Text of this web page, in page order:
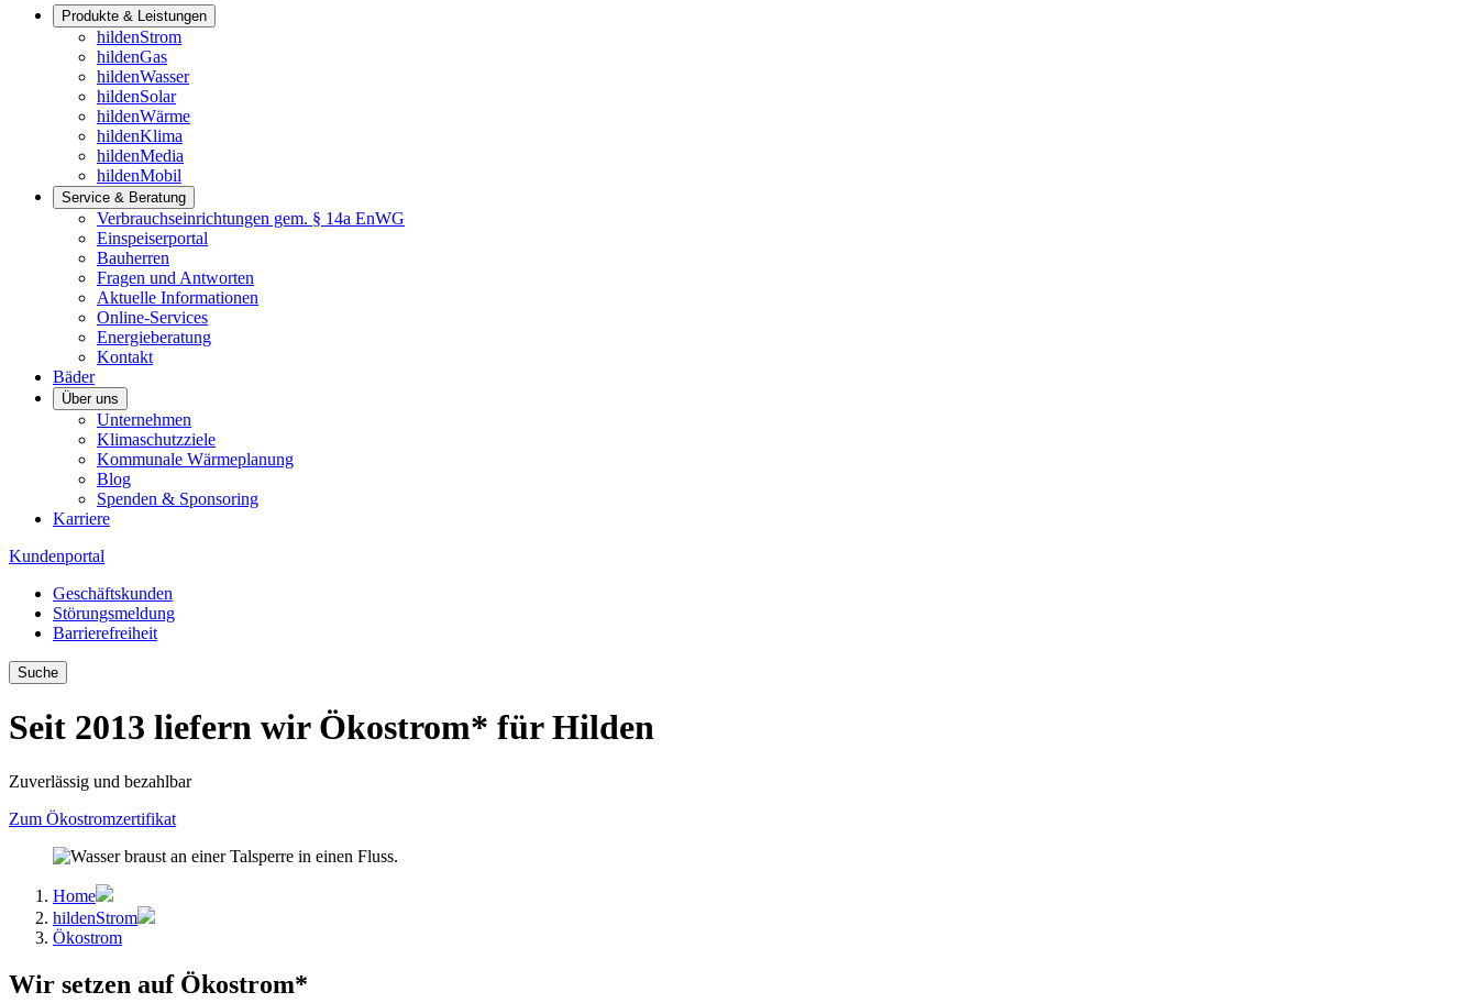
Produkte & Leistungen
hildenStrom
hildenGas
hildenWasser
hildenSolar
hildenWärme
hildenKlima
hildenMedia
hildenMobil
Service & Beratung
Verbrauchseinrichtungen gem. § 14a EnWG
Einspeiserportal
Bauherren
Fragen und Antworten
Aktuelle Informationen
Online-Services
Energieberatung
Kontakt
Bäder
Über uns
Unternehmen
Klimaschutzziele
Kommunale Wärmeplanung
Blog
Spenden & Sponsoring
Karriere
Kundenportal
Geschäftskunden
Störungsmeldung
Barrierefreiheit
Suche
Seit 2013 liefern wirÖkostrom* für Hilden
Zuverlässig und bezahlbar
Zum Ökostromzertifikat
Home
hildenStrom
Ökostrom
Wir setzen auf Ökostrom*